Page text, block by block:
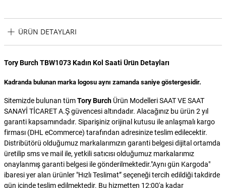
ÜRÜN DETAYLARI
Tory Burch TBW1073 Kadın Kol Saati Ürün Detayları
Kadranda bulunan marka logosu aynı zamanda saniye göstergesidir.
Sitemizde bulunan tümTory Burch Ürün Modelleri SAAT VE SAAT
SANAYİ TİCARET A.Ş güvencesi altındadır. Alacağınız bu ürün 2 yıl
garanti kapsamındadır. Siparişiniz orijinal kutusu ile anlaşmalı kargo
firması (DHL eCommerce) tarafından adresinize teslim edilecektir.
Distribütörü olduğumuz markalarımızın garanti belgesi dijital ortamda
üretilip sms ve mail ile, yetkili satıcısı olduğumuz markalarımız
onaylanmış garanti belgesi ile gönderilmektedir."Aynı gün Kargoda"
ibaresi yer alan ürünler "Hızlı Teslimat” seçeneği tercih edildiği takdirde
gün içinde teslim edilmektedir. Bu hizmetten 12:00'a kadar